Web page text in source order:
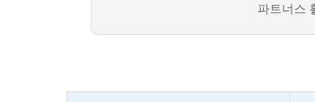
파트너스